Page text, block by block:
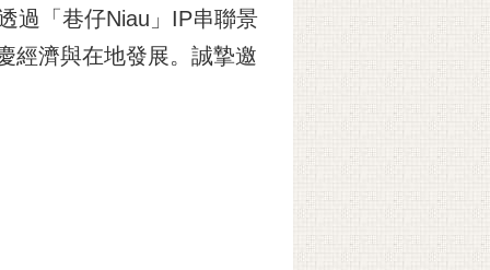
過「巷仔Niau」IP串聯景
經濟與在地發展。誠摯邀